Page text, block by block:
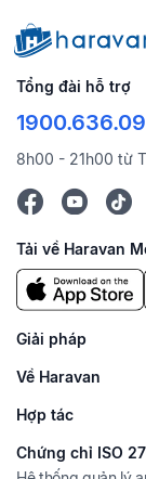
Tổng đài hỗ trợ
8h00 - 21h00 từ
Tải về Haravan
Giải pháp
Về Haravan
Hợp tác
Chứng chỉ ISO